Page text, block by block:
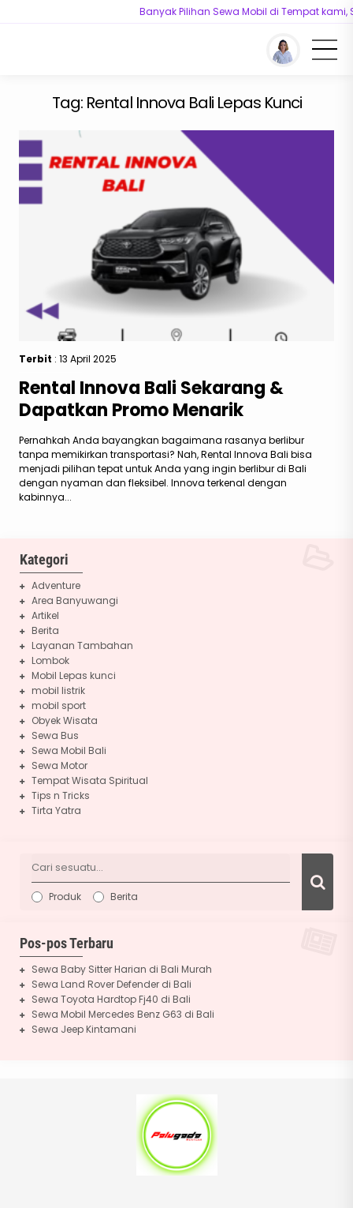
Banyak Pilihan Sewa Mobil di Tempat
Beranda/Tag "Rental Innova Bali Lepas Kunci"
Tag: Rental Innova Bali Lepas Kunci
Terbit : 13 April 2025
Rental Innova Bali Sekarang &
Dapatkan Promo Menarik
Pernahkah Anda bayangkan bagaimana rasanya berlibur
tanpa memikirkan transportasi? Nah, Rental Innova Bali bisa
menjadi pilihan tepat untuk Anda yang ingin berlibur di Bali
dengan nyaman dan fleksibel. Innova terkenal dengan
kabinnya...
Kategori
Adventure
Area Banyuwangi
Artikel
Berita
Layanan Tambahan
Lombok
Mobil Lepas kunci
mobil listrik
mobil sport
Obyek Wisata
Sewa Bus
Sewa Mobil Bali
Sewa Motor
Tempat Wisata Spiritual
Tips n Tricks
Tirta Yatra
Produk Berita
Pos-pos Terbaru
Sewa Baby Sitter Harian di Bali Murah
Sewa Land Rover Defender di Bali
Sewa Toyota Hardtop Fj40 di Bali
Sewa Mobil Mercedes Benz G63 di Bali
Sewa Jeep Kintamani